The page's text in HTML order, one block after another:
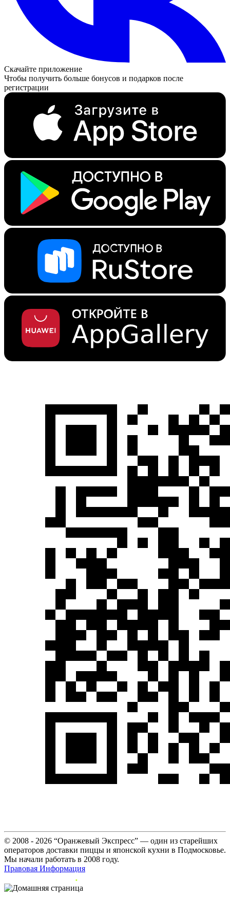
Скачайте приложение
Чтобы получить больше бонусов и подарков после
регистрации
© 2008 - 2026 “Оранжевый Экспресс” — один из старейших
операторов доставки пиццы и японской кухни в Подмосковье.
Мы начали работать в 2008 году.
Правовая Информация